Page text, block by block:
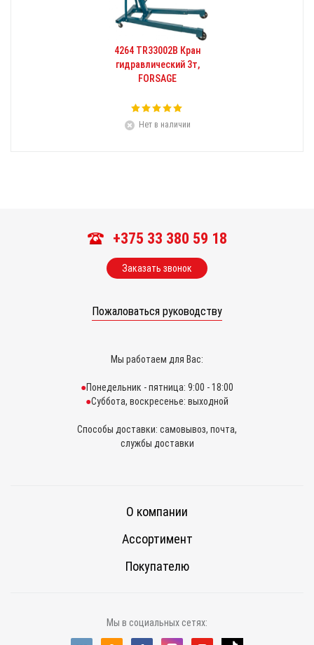
4264 TR33002B Кран
гидравлический 3т,
FORSAGE
Нет в наличии
+375 33 380 59 18
Заказать звонок
Пожаловаться руководству
Мы работаем для Вас:
Понедельник - пятница: 9:00 - 18:00
Суббота, воскресенье: выходной
Способы доставки: самовывоз, почта,
службы доставки
О компании
Ассортимент
Покупателю
Мы в социальных сетях: